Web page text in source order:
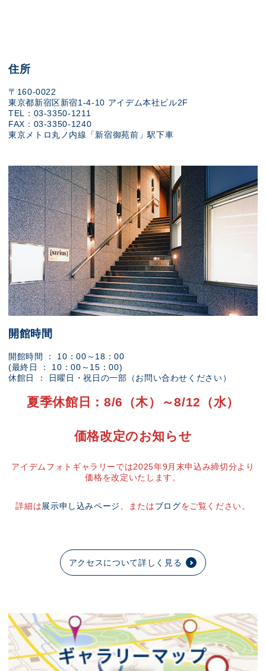
住所
〒160-0022
東京都新宿区新宿1-4-10 アイデム本社ビル2F
TEL：03-3350-1211
FAX：03-3350-1240
東京メトロ丸ノ内線「新宿御苑前」駅下車
開館時間
開館時間 ： 10：00～18：00
(最終日 ： 10：00～15：00)
休館日 ： 日曜日・祝日の一部（お問い合わせください）
夏季休館日：8/6（木）～8/12（水）
価格改定のお知らせ
アイデムフォトギャラリーでは2025年9月末申込み締切分より
価格を改定いたします。
詳細は展示申し込みページ 、またはブログをご覧ください。
アクセスについて詳しく見る